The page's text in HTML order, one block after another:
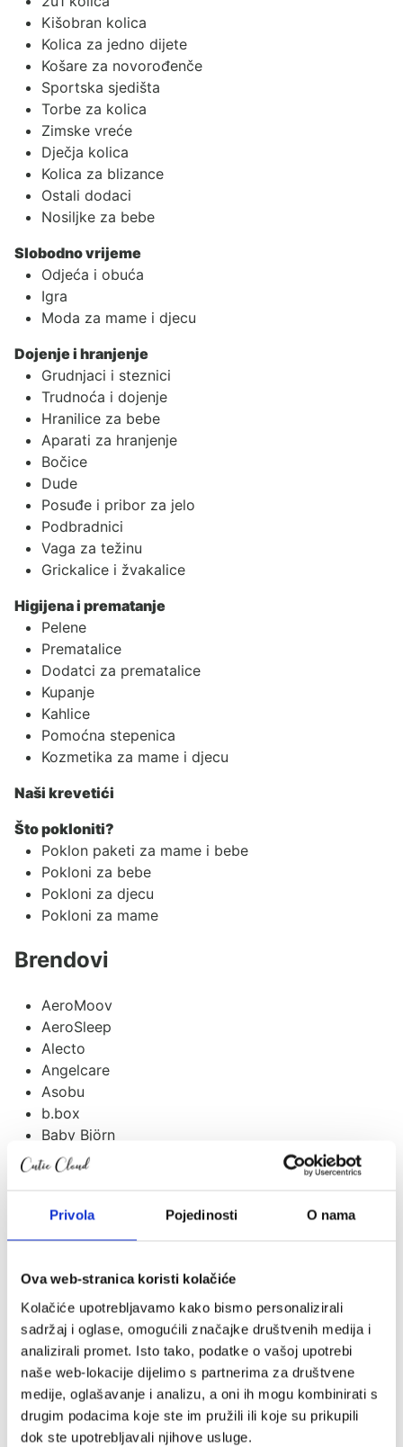
Privola Pojedinosti O nama
Ova web-stranica koristi kolačiće
Kolačiće upotrebljavamo kako bismo personalizirali
sadržaj i oglase, omogućili značajke društvenih medija i
analizirali promet. Isto tako, podatke o vašoj upotrebi
naše web-lokacije dijelimo s partnerima za društvene
medije, oglašavanje i analizu, a oni ih mogu kombinirati s
drugim podacima koje ste im pružili ili koje su prikupili
dok ste upotrebljavali njihove usluge.
Kišobran kolica
Kolica za jedno dijete
Košare za novorođenče
Sportska sjedišta
Torbe za kolica
Zimske vreće
Dječja kolica
Kolica za blizance
Ostali dodaci
Nosiljke za bebe
Slobodno vrijeme
Odjeća i obuća
Igra
Moda za mame i djecu
Dojenje i hranjenje
Grudnjaci i steznici
Trudnoća i dojenje
Hranilice za bebe
Aparati za hranjenje
Bočice
Dude
Posuđe i pribor za jelo
Podbradnici
Vaga za težinu
Grickalice i žvakalice
Higijena i prematanje
Pelene
Prematalice
Dodatci za prematalice
Kupanje
Kahlice
Pomoćna stepenica
Kozmetika za mame i djecu
Naši krevetići
Što pokloniti?
Poklon paketi za mame i bebe
Pokloni za bebe
Pokloni za djecu
Pokloni za mame
Brendovi
AeroMoov
AeroSleep
Alecto
Angelcare
Asobu
b.box
Baby Björn
Baby Brezza
Baby Monsters
Balon
Bambiboo
BeSafe
Bibs
Bombol
Bugaboo
Carriwell
Ceba
Childhome
Citron